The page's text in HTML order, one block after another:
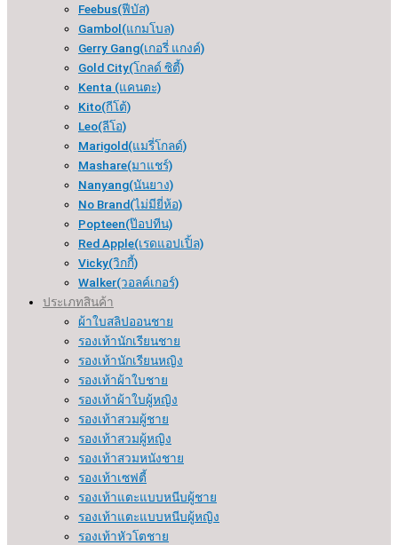
Feebus(ฟีบัส)
Gambol(แกมโบล)
Gerry Gang(เกอรี่ แกงค์)
Gold City(โกลด์ ซิตี้)
Kenta (แคนตะ)
Kito(กีโต้)
Leo(ลีโอ)
Marigold(แมรี่โกลด์)
Mashare(มาแชร์)
Nanyang(นันยาง)
No Brand(ไม่มียี่ห้อ)
Popteen(ป๊อปทีน)
Red Apple(เรดแอปเปิ้ล)
Vicky(วิกกี้)
Walker(วอลค์เกอร์)
ประเภทสินค้า
ผ้าใบสลิปออนชาย
รองเท้านักเรียนชาย
รองเท้านักเรียนหญิง
รองเท้าผ้าใบชาย
รองเท้าผ้าใบผู้หญิง
รองเท้าสวมผู้ชาย
รองเท้าสวมผู้หญิง
รองเท้าสวมหนังชาย
รองเท้าเซฟตี้
รองเท้าแตะแบบหนีบผู้ชาย
รองเท้าแตะแบบหนีบผู้หญิง
รองเท้าหัวโตชาย